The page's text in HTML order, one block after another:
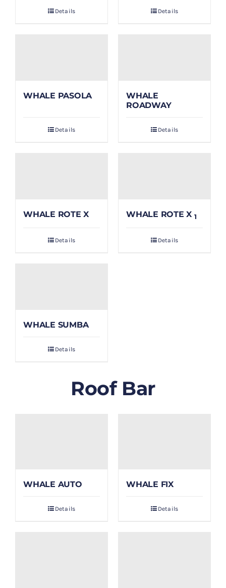
Details Details
WHALE PASOLA
Details
WHALE
ROADWAY
Details
WHALE ROTE X
Details
WHALE ROTE X 1
Details
WHALE SUMBA
Details
Roof Bar
WHALE AUTO
Details
WHALE FIX
Details